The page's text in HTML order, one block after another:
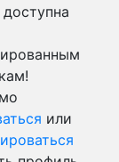
или